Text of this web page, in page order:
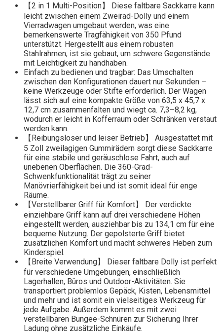
【2 in 1 Multi-Position】 Diese faltbare Sackkarre kann
leicht zwischen einem Zweirad-Dolly und einem
Vierradwagen umgebaut werden, was eine
bemerkenswerte Tragfähigkeit von 350 Pfund
unterstützt. Hergestellt aus einem robusten
Stahlrahmen, ist sie gebaut, um schwere Gegenstände
mit Leichtigkeit zu handhaben.
Einfach zu bedienen und tragbar: Das Umschalten
zwischen den Konfigurationen dauert nur Sekunden –
keine Werkzeuge oder Stifte erforderlich. Der Wagen
lässt sich auf eine kompakte Größe von 63,5 x 45,7 x
12,7 cm zusammenfalten und wiegt ca. 7,3–8,2 kg,
wodurch er leicht in Kofferraum oder Schränken verstaut
werden kann.
【Reibungsloser und leiser Betrieb】 Ausgestattet mit
5 Zoll zweilagigen Gummirädern sorgt diese Sackkarre
für eine stabile und geräuschlose Fahrt, auch auf
unebenen Oberflächen. Die 360-Grad-
Schwenkfunktionalität trägt zu seiner
Manövrierfähigkeit bei und ist somit ideal für enge
Räume.
【Verstellbarer Griff für Komfort】 Der verdickte
einziehbare Griff kann auf drei verschiedene Höhen
eingestellt werden, ausziehbar bis zu 134,1 cm für eine
bequeme Nutzung. Der gepolsterte Griff bietet
zusätzlichen Komfort und macht schweres Heben zum
Kinderspiel.
【Breite Verwendung】 Dieser faltbare Dolly ist perfekt
für verschiedene Umgebungen, einschließlich
Lagerhallen, Büros und Outdoor-Aktivitäten. Sie
transportiert problemlos Gepäck, Kisten, Lebensmittel
und mehr und ist somit ein vielseitiges Werkzeug für
jede Aufgabe. Außerdem kommt es mit zwei
verstellbaren Bungee-Schnüren zur Sicherung Ihrer
Ladung ohne zusätzliche Einkäufe.